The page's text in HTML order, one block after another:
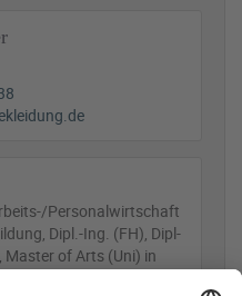
Personalwirtschaft
Dipl.-Ing. (FH), Dipl-
of Arts (Uni) in